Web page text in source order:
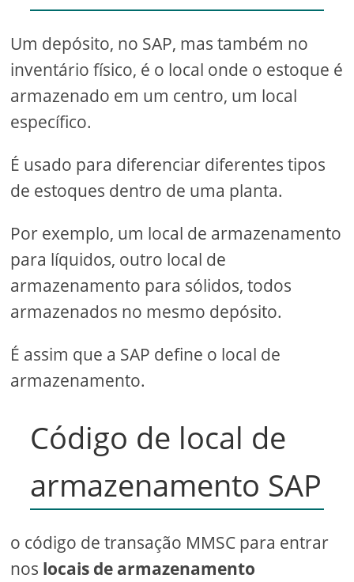
Um depósito, no SAP, mas também no
inventário físico, é o local onde o estoque é
armazenado em um centro, um local
específico.
É usado para diferenciar diferentes tipos
de estoques dentro de uma planta.
Por exemplo, um local de armazenamento
para líquidos, outro local de
armazenamento para sólidos, todos
armazenados no mesmo depósito.
É assim que a SAP define o local de
armazenamento.
Código de local de
armazenamento SAP
o código de transação MMSC para entrar
nos locais de armazenamento